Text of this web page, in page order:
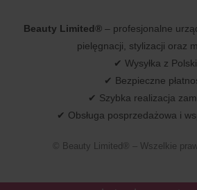
Beauty Limited®– profesjonalne
pielęgnacji, stylizacji oraz
✔ Wysyłka z Polski
✔ Bezpieczne
✔ Szybka realizacja
✔ Obsługa posprzedażowa i
© Beauty Limited® – Wszelkie